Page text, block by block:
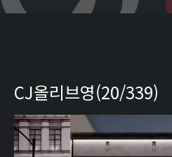
CJ올리브영(20/339)